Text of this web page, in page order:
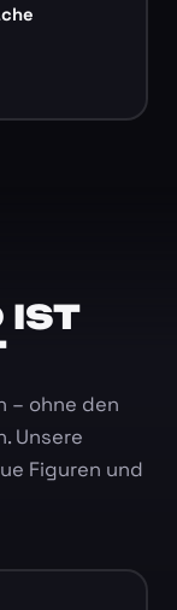
IST
– ohne den
Unsere
Figuren und